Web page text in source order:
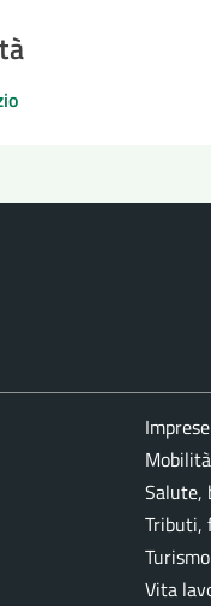
Salute,
Tributi,
Turismo
Vita